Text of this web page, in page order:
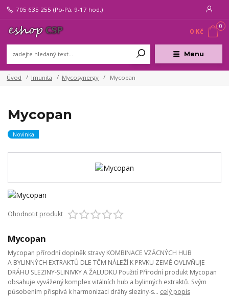
Menu
705 635 255 (Po-Pá, 9-17 hod.)
0
0 Kč
Úvod Imunita Mycosynergy Mycopan
Mycopan
Novinka
Ohodnotit produkt
Mycopan
Mycopan přírodní doplněk stravy KOMBINACE VZÁCNÝCH HUB
A BYLINNÝCH EXTRAKTŮ DLE TČM NÁLEŽÍ K PRVKU ZEMĚ OVLIVŇUJE
DRÁHU SLEZINY-SLINIVKY A ŽALUDKU Použití Přírodní produkt Mycopan
obsahuje vyvážený komplex vitálních hub a bylinných extraktů. Svým
působením přispívá k harmonizaci dráhy sleziny-s... celý popis